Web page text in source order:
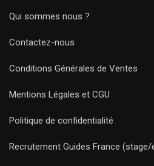
Qui sommes nous ?
Contactez-nous
Conditions Générales de Ventes
Mentions Légales et CGU
Politique de confidentialité
Recrutement Guides France (stage/